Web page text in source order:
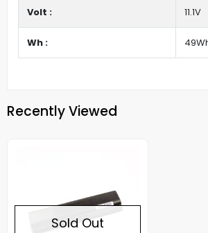
Volt : 11.1V
Wh :
Recently Viewed
Sold Out